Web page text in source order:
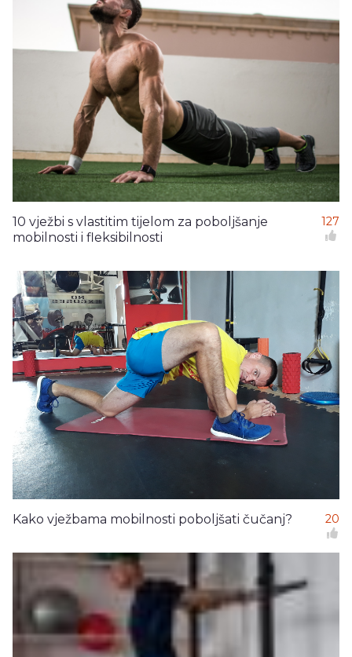
10 vježbi s vlastitim tijelom za poboljšanje
mobilnosti i fleksibilnosti
127
Kako vježbama mobilnosti poboljšati čučanj? 20